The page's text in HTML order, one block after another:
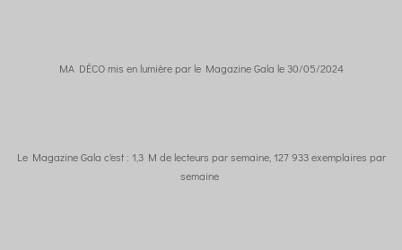
MA DÉCO mis en lumière par le Magazine Gala le 30/05/2024
Le Magazine Gala c'est : 1,3 M de lecteurs par semaine, 127 933 exemplaires par
semaine